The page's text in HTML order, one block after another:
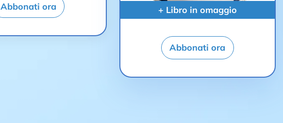
Abbonati ora + Libro in omaggio
Abbonati ora